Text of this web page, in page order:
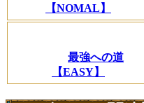
【NOMAL】
最強への道
【EASY】